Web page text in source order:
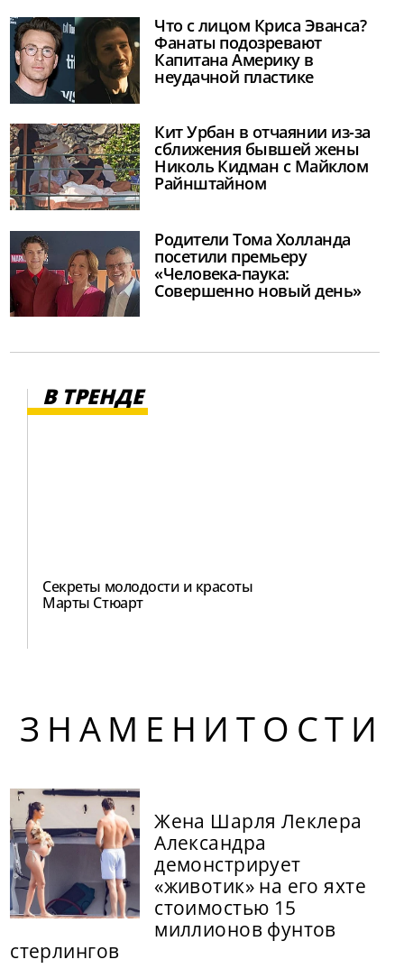
Что с лицом Криса Эванса?
Фанаты подозревают
Капитана Америку в
неудачной пластике
Кит Урбан в отчаянии из-за
сближения бывшей жены
Николь Кидман с Майклом
Райнштайном
Родители Тома Холланда
посетили премьеру
«Человека-паука:
Совершенно новый день»
В ТРЕНДЕ
Секреты молодости и красоты
Марты Стюарт
ЗНАМЕНИТОСТИ
Жена Шарля Леклера
Александра
демонстрирует
«животик» на его яхте
стоимостью 15
миллионов фунтов
стерлингов